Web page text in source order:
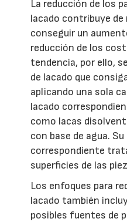
La reducción de los
lacado contribuye
conseguir un
reducción de los
tendencia, por ello,
de lacado que
aplicando una sola
lacado
como lacas
con base de agua.
correspondiente
superficies de las
Los enfoques para
lacado también
posibles fuentes de